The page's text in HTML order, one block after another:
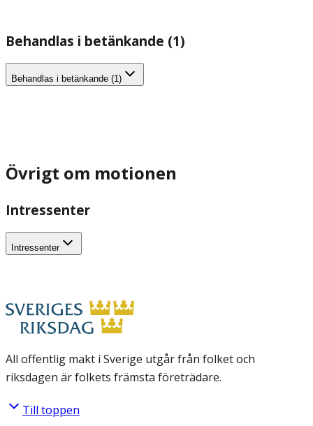
Behandlas i betänkande (1)
Behandlas i betänkande (1)
Övrigt om motionen
Intressenter
Intressenter
All offentlig makt i Sverige utgår från folket och
riksdagen är folkets främsta företrädare.
Till toppen